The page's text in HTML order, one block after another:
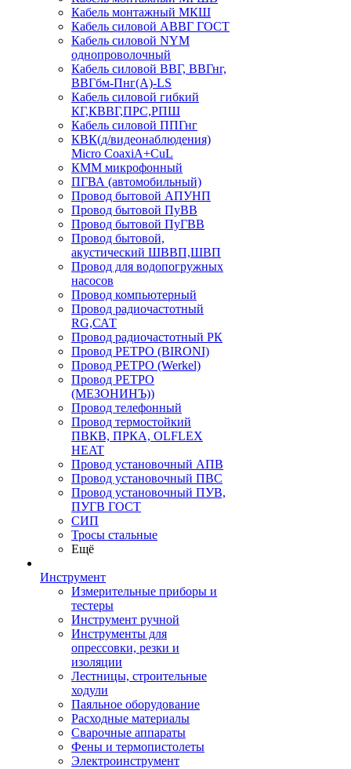
Кабель монтажный МКШ
Кабель силовой АВВГ ГОСТ
Кабель силовой NYM
однопроволочный
Кабель силовой ВВГ, ВВГнг,
ВВГбм-Пнг(А)-LS
Кабель силовой гибкий
КГ,КВВГ,ПРС,РПШ
Кабель силовой ППГнг
КВК(д/видеонаблюдения)
Micro CoaxiA+CuL
КММ микрофонный
ПГВА (автомобильный)
Провод бытовой АПУНП
Провод бытовой ПуВВ
Провод бытовой ПуГВВ
Провод бытовой,
акустический ШВВП,ШВП
Провод для водопогружных
насосов
Провод компьютерный
Провод радиочастотный
RG,САТ
Провод радиочастотный РК
Провод РЕТРО (BIRONI)
Провод РЕТРО (Werkel)
Провод РЕТРО
(МЕЗОНИНЪ))
Провод телефонный
Провод термостойкий
ПВКВ, ПРКА, OLFLEX
HEAT
Провод установочный АПВ
Провод установочный ПВС
Провод установочный ПУВ,
ПУГВ ГОСТ
СИП
Тросы стальные
Ещё
Инструмент
Измерительные приборы и
тестеры
Инструмент ручной
Инструменты для
опрессовки, резки и
изоляции
Лестницы, строительные
ходули
Паяльное оборудование
Расходные материалы
Сварочные аппараты
Фены и термопистолеты
Электроинструмент